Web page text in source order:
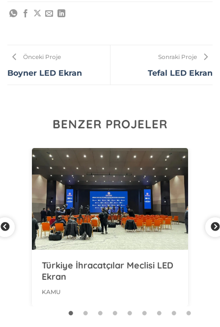
Önceki Proje
Boyner LED Ekran
Sonraki Proje
Tefal LED Ekran
BENZER PROJELER
Türkiye İhracatçılar Meclisi LED
Ekran
KAMU